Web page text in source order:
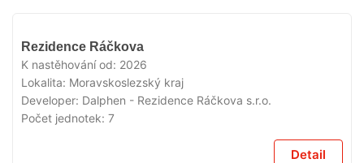
Rezidence Ráčkova
K nastěhování od: 2026
Lokalita: Moravskoslezský kraj
Developer: Dalphen - Rezidence Ráčkova s.r.o.
Počet jednotek: 7
Detail